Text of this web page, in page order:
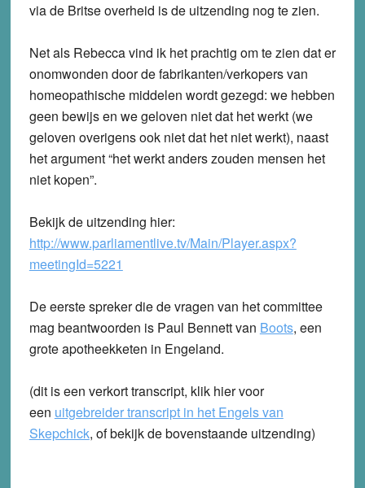
via de Britse overheid is de uitzending nog te zien.
Net als Rebecca vind ik het prachtig om te zien dat er
onomwonden door de fabrikanten/verkopers van
homeopathische middelen wordt gezegd: we hebben
geen bewijs en we geloven niet dat het werkt (we
geloven overigens ook niet dat het niet werkt), naast
het argument “het werkt anders zouden mensen het
niet kopen”.
Bekijk de uitzending hier:
http://www.parliamentlive.tv/Main/Player.aspx?
meetingId=5221
De eerste spreker die de vragen van het committee
mag beantwoorden is Paul Bennett van Boots, een
grote apotheekketen in Engeland.
(dit is een verkort transcript, klik hier voor
een uitgebreider transcript in het Engels van
Skepchick, of bekijk de bovenstaande uitzending)